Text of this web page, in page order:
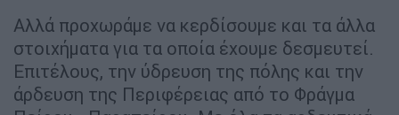
Αλλά προχωράμε να κερδίσουμε και τα άλλα
στοιχήματα για τα οποία έχουμε δεσμευτεί.
Επιτέλους, την ύδρευση της πόλης και την
άρδευση της Περιφέρειας από το Φράγμα